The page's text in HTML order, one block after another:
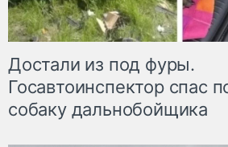
Достали из под фуры.
Госавтоинспектор спас
собаку дальнобойщика